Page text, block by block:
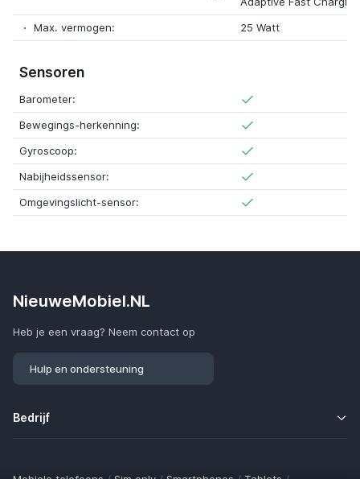
Max. vermogen:
25 Watt
Sensoren
Barometer:
Bewegings-herkenning:
Gyroscoop:
Nabijheidssensor:
Omgevingslicht-sensor:
NieuweMobiel.NL
Heb je een vraag? Neem contact op
Hulp en ondersteuning
Bedrijf